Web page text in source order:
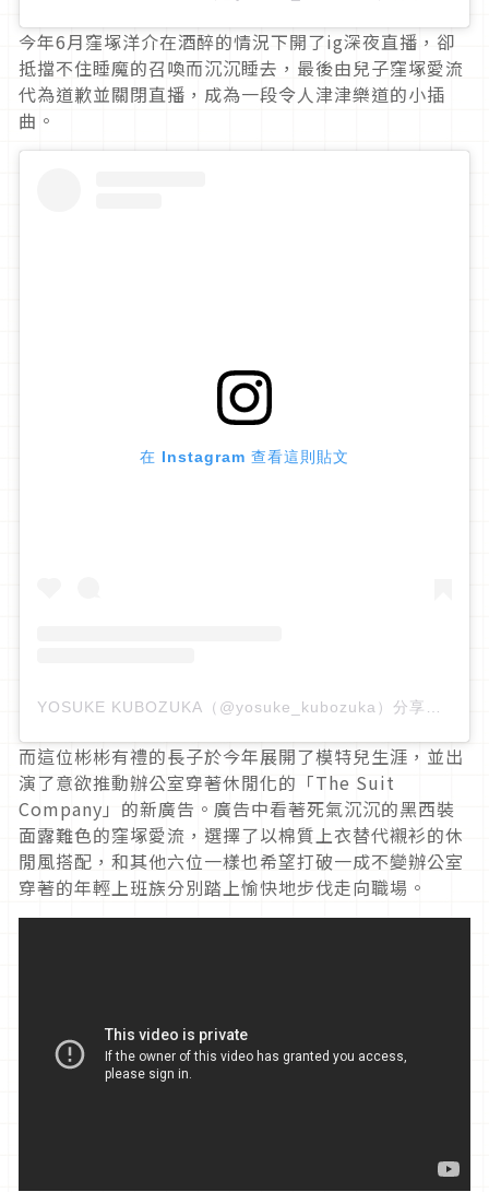
今年6月窪塚洋介在酒醉的情況下開了ig深夜直播，卻
抵擋不住睡魔的召喚而沉沉睡去，最後由兒子窪塚愛流
代為道歉並關閉直播，成為一段令人津津樂道的小插
曲。
在 Instagram 查看這則貼文
而這位彬彬有禮的長子於今年展開了模特兒生涯，並出
演了意欲推動辦公室穿著休閒化的「The Suit
Company」的新廣告。廣告中看著死氣沉沉的黑西裝
面露難色的窪塚愛流，選擇了以棉質上衣替代襯衫的休
閒風搭配，和其他六位一樣也希望打破一成不變辦公室
穿著的年輕上班族分別踏上愉快地步伐走向職場。